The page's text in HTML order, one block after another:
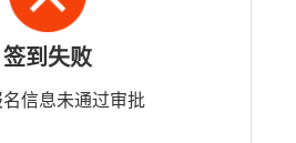
签到失败
信息未通过审批